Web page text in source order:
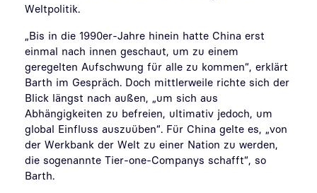
Weltpolitik.
„Bis in die 1990er-Jahre hinein hatte China erst
einmal nach innen geschaut, um zu einem
geregelten Aufschwung für alle zu kommen“, erklärt
Barth im Gespräch. Doch mittlerweile richte sich der
Blick längst nach außen, „um sich aus
Abhängigkeiten zu befreien, ultimativ jedoch, um
global Einfluss auszuüben“. Für China gelte es, „von
der Werkbank der Welt zu einer Nation zu werden,
die sogenannte Tier-one-Companys schafft“, so
Barth.